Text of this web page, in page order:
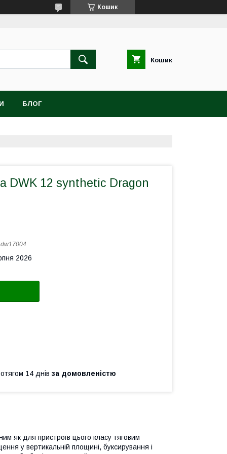
Кошик
Кошик
БЛОГ
DWK 12 synthetic Dragon
dw17004
2026
14 днів за домовленістю
як для пристроїв цього класу тяговим
у вертикальній площині, буксирування і